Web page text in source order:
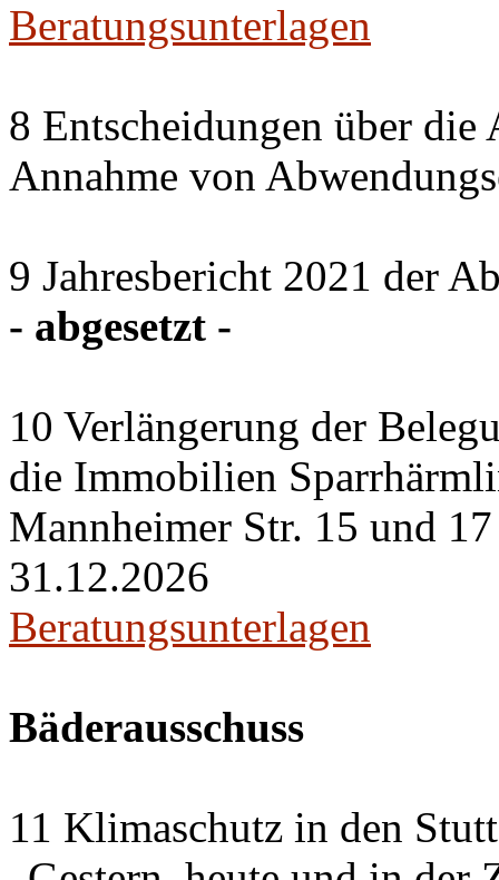
Beratungsunterlagen
8 Entscheidungen über
Annahme von
9 Jahresbericht 2021 der
- abgesetzt -
10 Verlängerung der
die Immobilien
Mannheimer Str. 15 und
31.12.2026
Beratungsunterlagen
Bäderausschuss
11 Klimaschutz in den